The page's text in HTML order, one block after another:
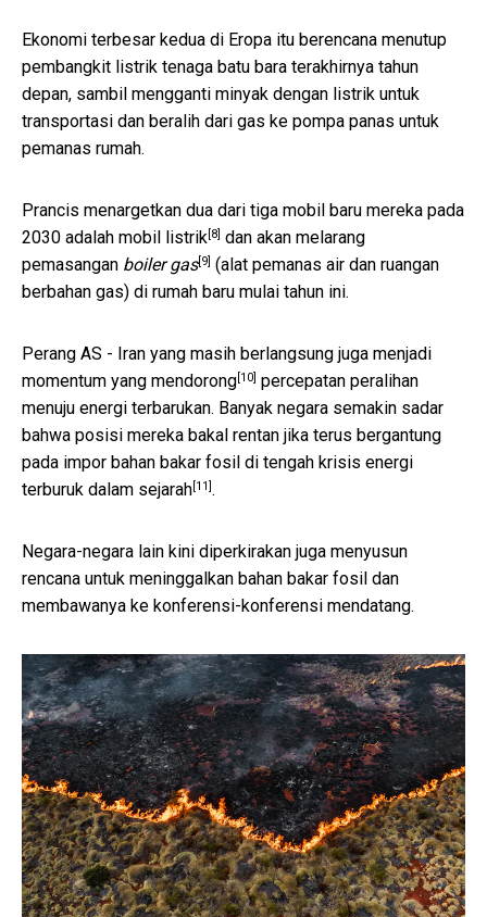
Ekonomi terbesar kedua di Eropa itu berencana menutup
pembangkit listrik tenaga batu bara terakhirnya tahun
depan, sambil mengganti minyak dengan listrik untuk
transportasi dan beralih dari gas ke pompa panas untuk
pemanas rumah.
Prancis menargetkan dua dari tiga mobil baru mereka pada
2030 adalah mobil
listrik[8] dan akan melarang
pemasangan boiler gas[9] (alat pemanas air dan ruangan
berbahan gas) di rumah baru mulai tahun ini.
Perang AS - Iran yang masih berlangsung juga menjadi
momentum yang mendorong[10] percepatan peralihan
menuju energi terbarukan. Banyak negara semakin sadar
bahwa posisi mereka bakal rentan jika terus bergantung
pada impor bahan bakar fosil di tengah krisis energi
terburuk dalam sejarah[11].
Negara-negara lain kini diperkirakan juga menyusun
rencana untuk meninggalkan bahan bakar fosil dan
membawanya ke konferensi-konferensi mendatang.